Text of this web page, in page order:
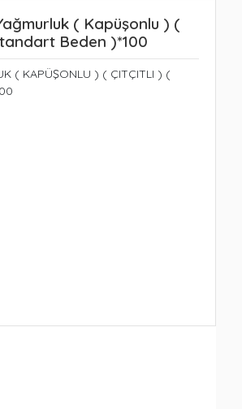
( Kapüşonlu ) (
Beden )*100
( KAPÜŞONLU ) ( ÇITÇITLI ) (